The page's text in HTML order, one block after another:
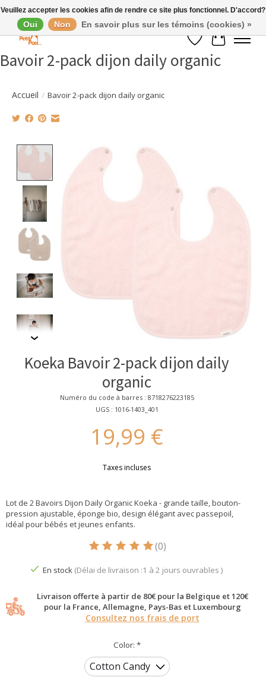
Liste de souhaits
Panier
Bavoir 2-pack dijon daily organic
Accueil / Bavoir 2-pack dijon daily organic
Product image slideshow Items
Koeka Bavoir 2-pack dijon daily
organic
Numéro du code à barres : 8718276223185
UGS : 1016-1403_401
19,99 €
Taxes incluses
Lot de 2 Bavoirs Dijon Daily Organic Koeka - grande taille, bouton-
pression ajustable, éponge bio, design élégant avec passepoil,
idéal pour bébés et jeunes enfants.
Ce produit est évalué à
(0)
En stock (Délai de livraison :1 à 2 jours ouvrables )
Livraison offerte à partir de 80€ pour la Belgique et 120€
pour la France, Allemagne, Pays-Bas et Luxembourg
Consultez nos frais de port
Color: *
Veuillez accepter les cookies afin de rendre ce site plus fonctionnel. D'accord?
Oui Non En savoir plus sur les témoins (cookies) »